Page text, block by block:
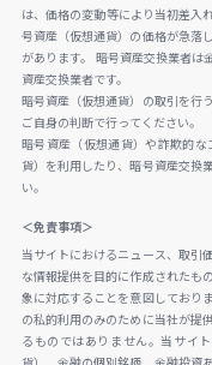
は、価格の変動等により当初差入
号資産（仮想通貨）の価格が急落
があります。 暗号資産交換業者は
資産交換業者です。
暗号資産（仮想通貨）の取引を行
ご自身の判断で行ってください。
暗号資産（仮想通貨）や詐欺的
貨）を利用したり、暗号資産交換
い。
＜免責事項＞
当サイトにおけるニュース、取引
な情報提供を目的に作成されたも
象に対応することを意図しており
の私的利用のみのために当社が提
るものではありません。当サイ